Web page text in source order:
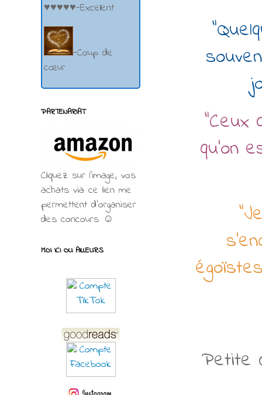
"Ceux
qu'on
Petite
♥♥♥♥♥-Excellent
-Coup de
cœur
PARTENARIAT
Cliquez sur l'image, vos
achats via ce lien me
permettent d’organiser
des concours ☺
MOI ICI OU AILLEURS